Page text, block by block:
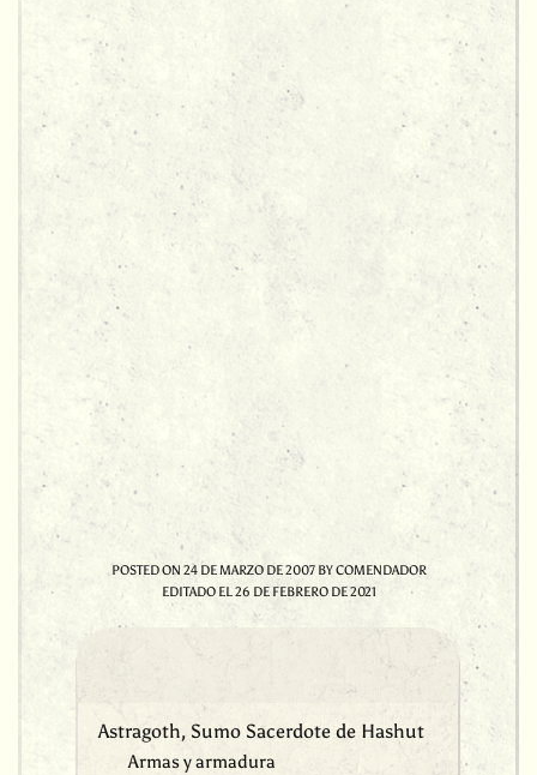
POSTED ON 24 DE MARZO DE 2007BYCOMENDADOR
EDITADO EL26 DE FEBRERO DE 2021
Astragoth, Sumo Sacerdote de Hashut
Armas y armadura